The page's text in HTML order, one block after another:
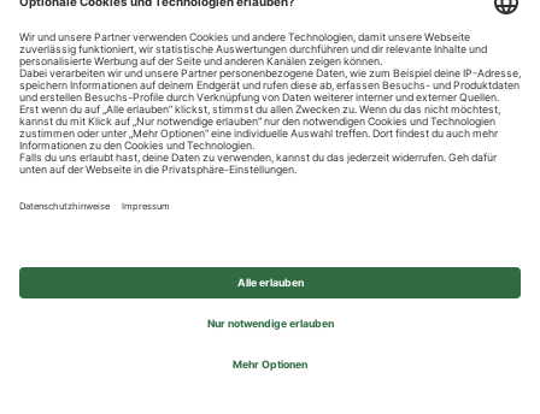
Datenschutzhinweise
Impressum
Privatsphäre-Einstellungen
© 2026 REWE Group - All rights reserved